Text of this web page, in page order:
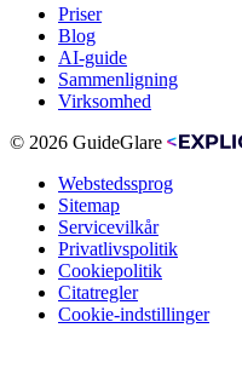
Priser
Blog
AI-guide
Sammenligning
Virksomhed
© 2026 GuideGlare
Webstedssprog
Sitemap
Servicevilkår
Privatlivspolitik
Cookiepolitik
Citatregler
Cookie-indstillinger